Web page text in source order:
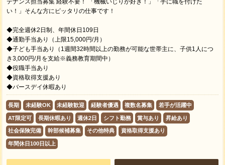
い！」そんな方にピッタリの仕事です！
◆完全週休2日制、年間休日109日
◆通勤手当あり（上限15,000円/月）
◆子ども手当あり（1週間32時間以上の勤務が可能な世帯主に、子供1人につ
き3,000円/月を支給※義務教育期間中）
◆役職手当あり
◆資格取得支援あり
◆バースデイ休暇あり
長期 未経験OK 未経験歓迎 経験者優遇 複数名募集 若手が活躍中
AT限定可 長期休暇あり 週休2日 シフト勤務 賞与あり 昇給あり
社会保険完備 幹部候補募集 その他特典 資格取得支援あり
年間休日100日以上